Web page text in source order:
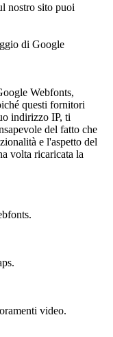
nostro sito puoi
di Google
Webfonts,
questi fornitori
indirizzo IP, ti
del fatto che
e l'aspetto del
volta ricaricata la
video.